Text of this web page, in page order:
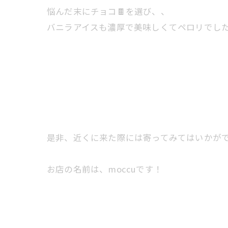
悩んだ末にチョコ🍫を選び、、
バニラアイスも濃厚で美味しくてペロリでし
是非、近くに来た際には寄ってみてはいかが
お店の名前は、moccuです！